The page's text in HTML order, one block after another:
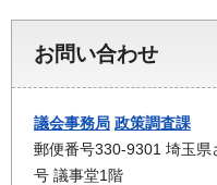
お問い合わせ
議会事務局 政策調査課
郵便番号330-9301 埼玉県
号 議事堂1階